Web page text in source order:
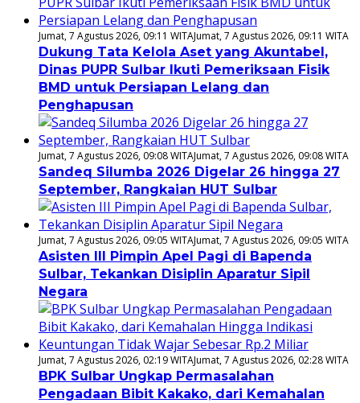
Jumat, 7 Agustus 2026, 09:11 WITAJumat, 7 Agustus 2026, 09:11 WITA
Dukung Tata Kelola Aset yang Akuntabel,
Dinas PUPR Sulbar Ikuti Pemeriksaan Fisik
BMD untuk Persiapan Lelang dan
Penghapusan
Jumat, 7 Agustus 2026, 09:08 WITAJumat, 7 Agustus 2026, 09:08 WITA
Sandeq Silumba 2026 Digelar 26 hingga 27
September, Rangkaian HUT Sulbar
Jumat, 7 Agustus 2026, 09:05 WITAJumat, 7 Agustus 2026, 09:05 WITA
Asisten III Pimpin Apel Pagi di Bapenda
Sulbar, Tekankan Disiplin Aparatur Sipil
Negara
Jumat, 7 Agustus 2026, 02:19 WITAJumat, 7 Agustus 2026, 02:28 WITA
BPK Sulbar Ungkap Permasalahan
Pengadaan Bibit Kakako, dari Kemahalan